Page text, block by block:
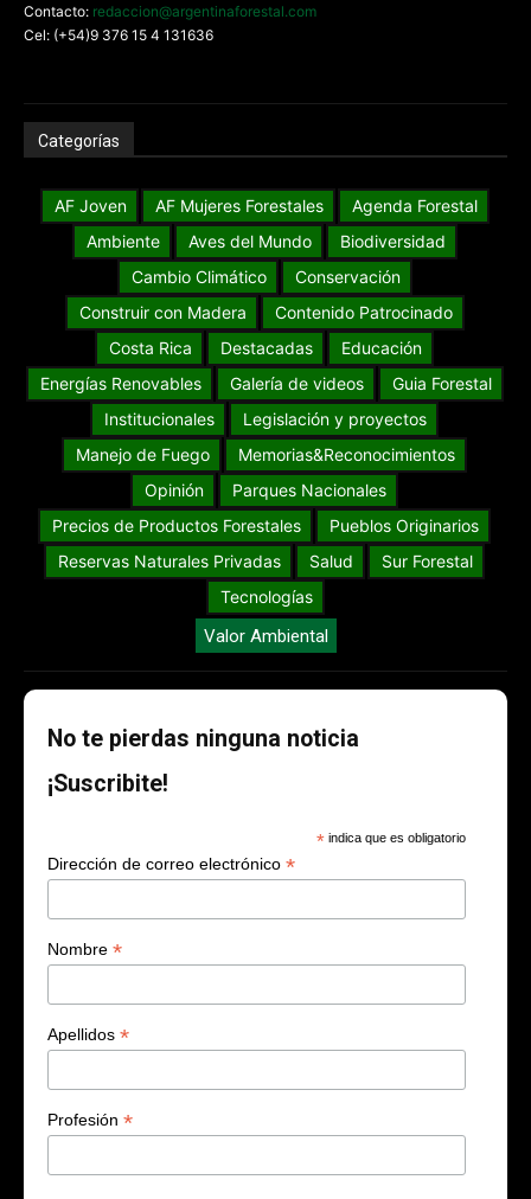
Contacto: redaccion@argentinaforestal.com
Cel: (+54)9 376 15 4 131636
Categorías
AF Joven AF Mujeres Forestales
Agenda Forestal
Ambiente
Aves del Mundo
Biodiversidad
Cambio Climático
Conservación
Construir con Madera
Contenido Patrocinado
Costa Rica
Destacadas
Educación
Energías Renovables
Galería de videos
Guia Forestal
Institucionales
Legislación y proyectos
Manejo de Fuego
Memorias&Reconocimientos
Opinión
Parques Nacionales
Precios de Productos Forestales
Pueblos Originarios
Reservas Naturales Privadas
Salud
Sur Forestal
Tecnologías
Valor Ambiental
No te pierdas ninguna noticia
¡Suscribite!
* indica que es obligatorio
Dirección de correo electrónico *
Nombre *
Apellidos *
Profesión *